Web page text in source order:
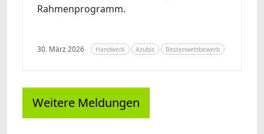
Rahmenprogramm.
30. März 2026 Handwerk Azubis Bestenwettbewerb
Weitere Meldungen